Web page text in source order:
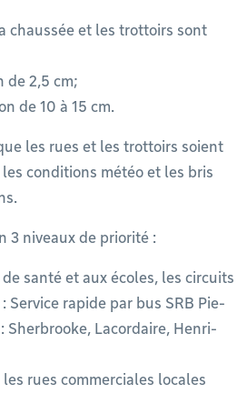
chaussée et les trottoirs sont
de 2,5 cm;
de 10 à 15 cm.
les rues et les trottoirs soient
conditions météo et les bris
3 niveaux de priorité :
santé et aux écoles, les circuits
Service rapide par bus SRB Pie-
Sherbrooke, Lacordaire, Henri-
rues commerciales locales